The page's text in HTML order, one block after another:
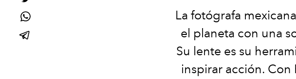
La fotógrafa mexicana
el planeta con una
Su lente es su
inspirar acción. Con